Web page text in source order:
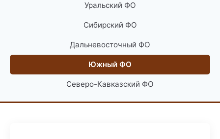
Уральский ФО
Сибирский ФО
Дальневосточный ФО
Южный ФО
Северо-Кавказский ФО